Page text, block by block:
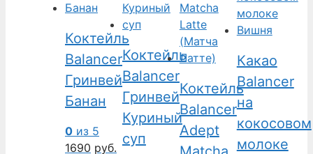
Коктейль
Balancer
Гринвей
Банан
0 из 5
1690 руб.
Коктейль
Balancer
Гринвей
Куриный
суп
Коктейль
Balancer
Adept
Какао
Balancer
на
кокосовом
молоке